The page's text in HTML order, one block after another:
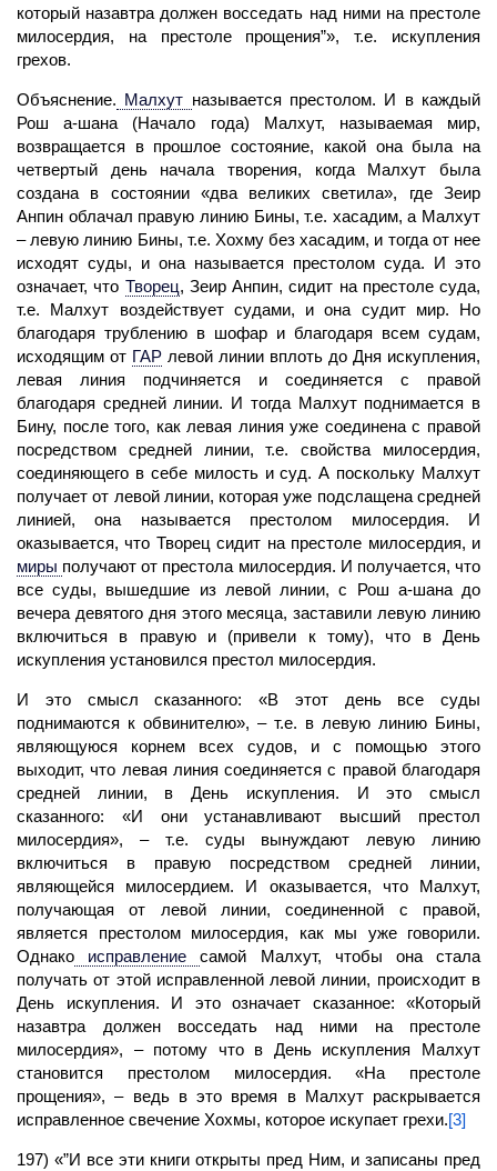
который назавтра должен восседать над ними на престоле
милосердия, на престоле прощения”», т.е. искупления
грехов.
Объяснение. Малхут называется престолом. И в каждый
Рош а-шана (Начало года) Малхут, называемая мир,
возвращается в прошлое состояние, какой она была на
четвертый день начала творения, когда Малхут была
создана в состоянии «два великих светила», где Зеир
Анпин облачал правую линию Бины, т.е. хасадим, а Малхут
– левую линию Бины, т.е. Хохму без хасадим, и тогда от нее
исходят суды, и она называется престолом суда. И это
означает, что Творец, Зеир Анпин, сидит на престоле суда,
т.е. Малхут воздействует судами, и она судит мир. Но
благодаря трублению в шофар и благодаря всем судам,
исходящим от ГАР левой линии вплоть до Дня искупления,
левая линия подчиняется и соединяется с правой
благодаря средней линии. И тогда Малхут поднимается в
Бину, после того, как левая линия уже соединена с правой
посредством средней линии, т.е. свойства милосердия,
соединяющего в себе милость и суд. А поскольку Малхут
получает от левой линии, которая уже подслащена средней
линией, она называется престолом милосердия. И
оказывается, что Творец сидит на престоле милосердия, и
миры получают от престола милосердия. И получается, что
все суды, вышедшие из левой линии, с Рош а-шана до
вечера девятого дня этого месяца, заставили левую линию
включиться в правую и (привели к тому), что в День
искупления установился престол милосердия.
И это смысл сказанного: «В этот день все суды
поднимаются к обвинителю», – т.е. в левую линию Бины,
являющуюся корнем всех судов, и с помощью этого
выходит, что левая линия соединяется с правой благодаря
средней линии, в День искупления. И это смысл
сказанного: «И они устанавливают высший престол
милосердия», – т.е. суды вынуждают левую линию
включиться в правую посредством средней линии,
являющейся милосердием. И оказывается, чтоМалхут,
получающая от левой линии, соединенной с правой,
является престолом милосердия, как мы уже говорили.
Однако исправлениесамой Малхут, чтобы она стала
получать от этой исправленной левой линии, происходит в
День искупления. И это означает сказанное: «Который
назавтра должен восседать над ними на престоле
милосердия», – потому что в День искупления Малхут
становится престолом милосердия. «На престоле
прощения», – ведь в это время в Малхут раскрывается
исправленное свечение Хохмы, которое искупает грехи.[3]
197) «”И все эти книги открыты пред Ним, и записаны пред